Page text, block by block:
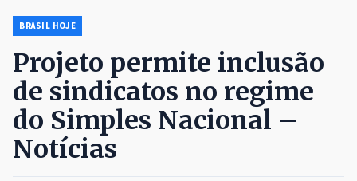
BRASIL HOJE
Projeto permite inclusão
de sindicatos no regime
do Simples Nacional –
Notícias